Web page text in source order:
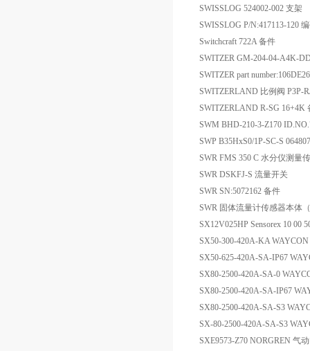
SWISSLOG 524002-002 支架
SWISSLOG P/N:417113-120
Switchcraft 722A 备件
SWITZER GM-204-04-A4K-
SWITZER part
SWITZERLAND 比例阀 P3P-
SWITZERLAND R-SG 16+4K
SWM BHD-210-3-Z170
SWP B35HxS0/1P-SC-S
SWR FMS 350 C 水分仪测量
SWR DSKFJ-S 流量开关
SWR SN:5072162 备件
SWR 固体流量计传感器本体
SX12V025HP Sensorex 10 00
SX50-300-420A-KA
SX50-625-420A-SA-IP67
SX80-2500-420A-SA-0
SX80-2500-420A-SA-IP67
SX80-2500-420A-SA-S3
SX-80-2500-420A-SA-S3
SXE9573-Z70 NORGREN 气